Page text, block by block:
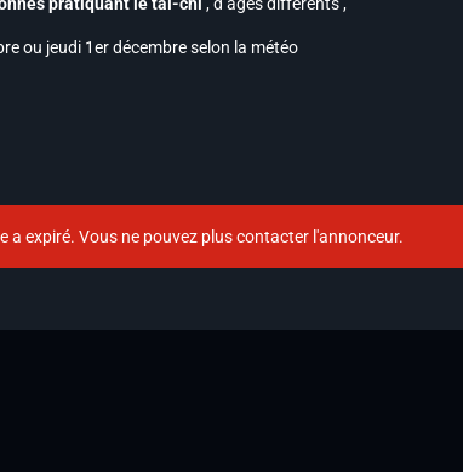
ou jeudi 1er décembre selon la météo
a expiré. Vous ne pouvez plus contacter l'annonceur.